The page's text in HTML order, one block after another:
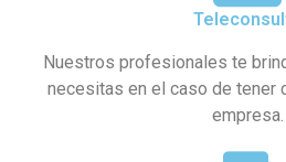
Nuestros profesionales te
necesitas en el caso de tener
empresa.